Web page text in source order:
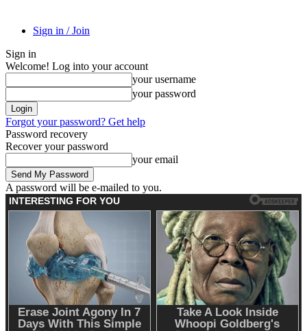
Sign in / Join
Sign in
Welcome! Log into your account
your username
your password
Forgot your password? Get help
Password recovery
Recover your password
your email
A password will be e-mailed to you.